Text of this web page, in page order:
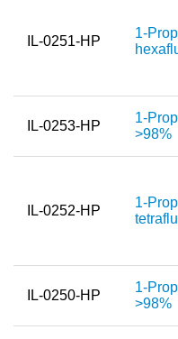
Technologie
Funktionsfluide
Reagenzien für
Über Uns
Unternehmen
IL-0251-HP
1-
IL-0253-HP
1-
>98%
IL-0252-HP
1-
IL-0250-HP
1-
>98%